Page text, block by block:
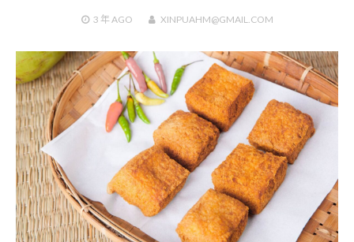
3 年AGO XINPUAHM@GMAIL.COM